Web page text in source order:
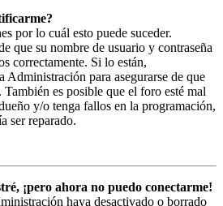
por lo cuál esto puede suceder.
que su nombre de usuario y contraseña
correctamente. Si lo están,
Administración para asegurarse de que
es posible que el foro esté mal
y/o tenga fallos en la programación,
ser reparado.
¡pero ahora no puedo conectarme!
haya desactivado o borrado